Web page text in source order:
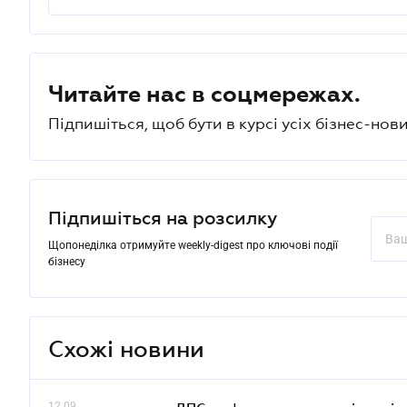
Читайте нас в соцмережах.
Підпишіться, щоб бути в курсі усіх бізнес-
Підпишіться на розсилку
Щопонеділка отримуйте weekly-digest про ключові події
бізнесу
Схожі новини